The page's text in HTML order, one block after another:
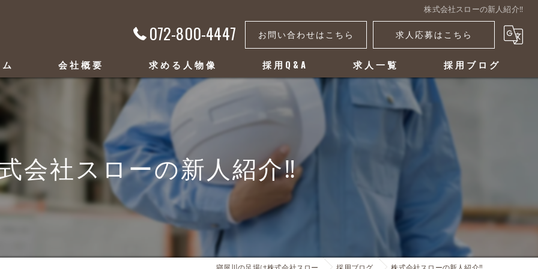
株式会社スローの新人紹介‼️
072-800-4447 お問い合わせはこちら 求人応募はこちら
会社概要
事業案内
求める人物像 採用Q&A 求人一覧 採用ブログ
会社スローの新人紹介‼️
寝屋川の足場は株式会社スロー 採用ブログ 株式会社スローの新人紹介‼️